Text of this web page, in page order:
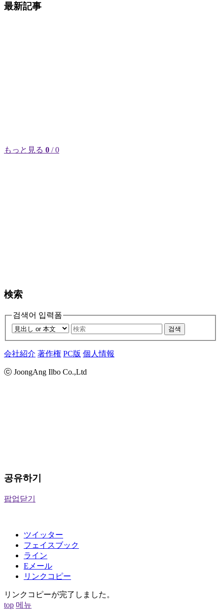
最新記事
もっと見る 0 / 0
検索
검색어 입력폼
검색
会社紹介 著作権 PC版 個人情報
ⓒ JoongAng Ilbo Co.,Ltd
공유하기
팝업닫기
ツイッター
フェイスブック
ライン
Eメール
リンクコピー
リンクコピーが完了しました。
top 메뉴